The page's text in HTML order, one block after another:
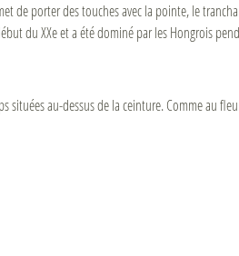
de porter des touches avec la pointe, le
du XXe et a été dominé par les Hongrois
situées au-dessus de la ceinture. Comme au